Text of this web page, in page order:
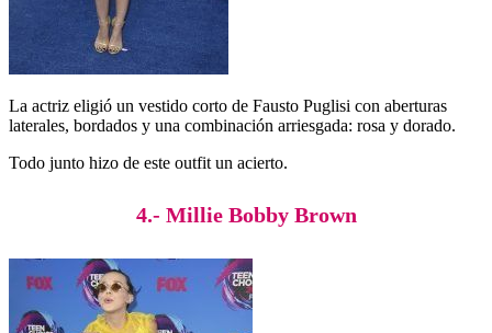
La actriz eligió un vestido corto de Fausto Puglisi con aberturas
laterales, bordados y una combinación arriesgada: rosa y dorado.
Todo junto hizo de este outfit un acierto.
4.- Millie Bobby Brown